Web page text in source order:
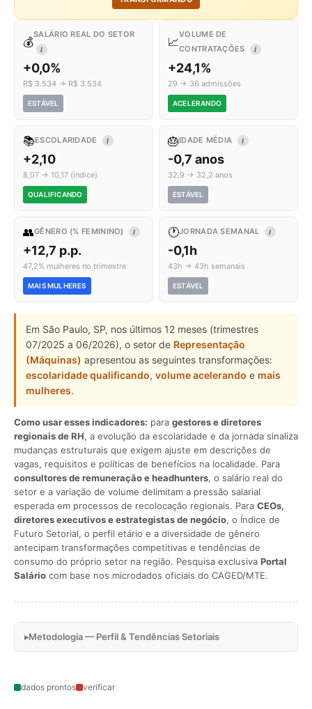
💰
SALÁRIO REAL DO SETOR
I
+0,0%
R$ 3.534 → R$ 3.534
ESTÁVEL
📈
VOLUME DE
CONTRATAÇÕES
I
+24,1%
29 → 36 admissões
ACELERANDO
📚ESCOLARIDADE I
+2,10
8,07 → 10,17 (índice)
QUALIFICANDO
🎂IDADE MÉDIA I
-0,7 anos
32,9 → 32,2 anos
ESTÁVEL
👥GÊNERO (% FEMININO) I
+12,7 p.p.
47,2% mulheres no trimestre
MAIS MULHERES
🕐JORNADA SEMANAL I
-0,1h
43h → 43h semanais
ESTÁVEL
Em São Paulo, SP, nos últimos 12 meses (trimestres
07/2025 a 06/2026), o setor de Representação
(Máquinas) apresentou as seguintes transformações:
escolaridade qualificando, volume acelerando e mais
mulheres.
Como usar esses indicadores: para gestores e diretores
regionais de RH, a evolução da escolaridade e da jornada sinaliza
mudanças estruturais que exigem ajuste em descrições de
vagas, requisitos e políticas de benefícios na localidade. Para
consultores de remuneração e headhunters, o salário real do
setor e a variação de volume delimitam a pressão salarial
esperada em processos de recolocação regionais. Para CEOs,
diretores executivos e estrategistas de negócio, o Índice de
Futuro Setorial, o perfil etário e a diversidade de gênero
antecipam transformações competitivas e tendências de
consumo do próprio setor na região. Pesquisa exclusiva Portal
Salário com base nos microdados oficiais do CAGED/MTE.
Metodologia — Perfil & Tendências Setoriais
dados prontos verificar